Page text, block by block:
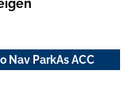
Nav ParkAs ACC